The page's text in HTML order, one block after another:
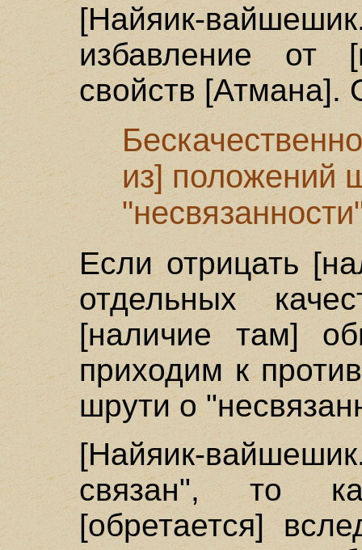
[Найяик-
избавление от
свойств [Атмана].
из] положений
Если отрицать
отдельных
[наличие там]
приходим к
шрути о
[Найяик-
связан", то
[обретается]